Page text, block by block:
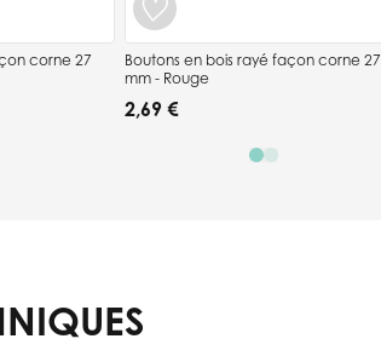
corne 27
Boutons en bois rayé façon corne 27
mm - Rouge
2,69 €